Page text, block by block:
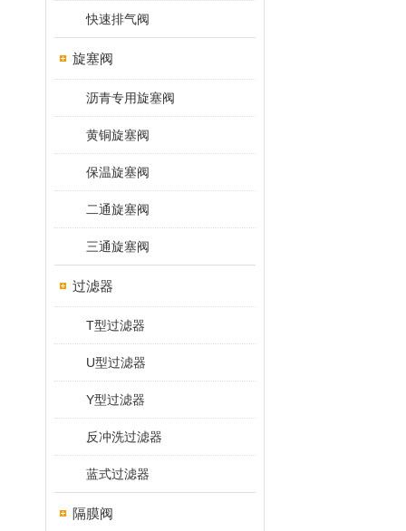
快速排气阀
旋塞阀
沥青专用旋塞阀
黄铜旋塞阀
保温旋塞阀
二通旋塞阀
三通旋塞阀
过滤器
T型过滤器
U型过滤器
Y型过滤器
反冲洗过滤器
蓝式过滤器
隔膜阀